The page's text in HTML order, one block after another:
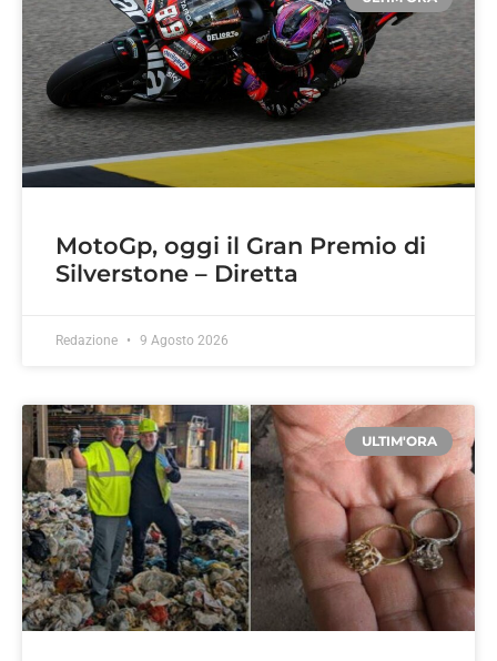
MotoGp, oggi il Gran Premio di
Silverstone – Diretta
Redazione 9 Agosto 2026
ULTIM'ORA